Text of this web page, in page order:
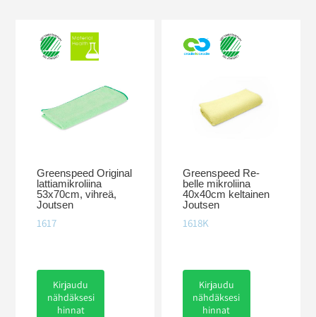
Greenspeed Original
lattiamikroliina
53x70cm, vihreä,
Joutsen
1617
Kirjaudu
nähdäksesi
hinnat
Greenspeed Re-
belle mikroliina
40x40cm keltainen
Joutsen
1618K
Kirjaudu
nähdäksesi
hinnat